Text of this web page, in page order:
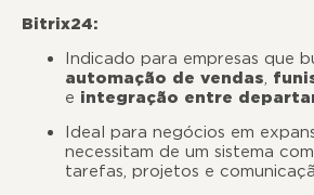
Bitrix24:
Indicado para empresas que
automação de vendas,
e integração entre
Ideal para negócios em
necessitam de um sistema
tarefas, projetos e